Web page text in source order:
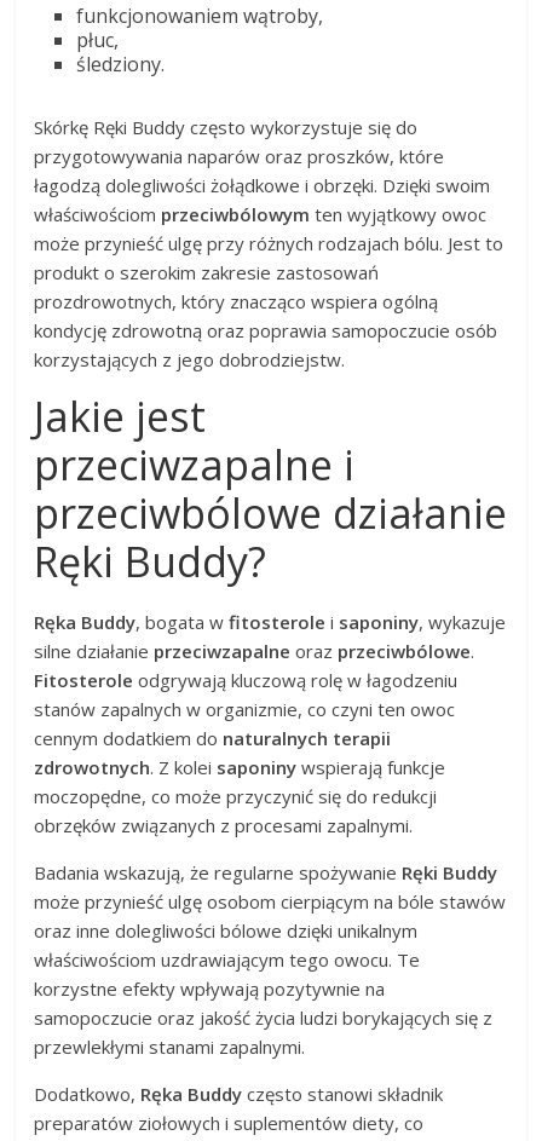
funkcjonowaniem wątroby,
płuc,
śledziony.
Skórkę Ręki Buddy często wykorzystuje się do
przygotowywania naparów oraz proszków, które
łagodzą dolegliwości żołądkowe i obrzęki. Dzięki swoim
właściwościom przeciwbólowym ten wyjątkowy owoc
może przynieść ulgę przy różnych rodzajach bólu. Jest to
produkt o szerokim zakresie zastosowań
prozdrowotnych, który znacząco wspiera ogólną
kondycję zdrowotną oraz poprawia samopoczucie osób
korzystających z jego dobrodziejstw.
Jakie jest
przeciwzapalne i
przeciwbólowe działanie
Ręki Buddy?
Ręka Buddy, bogata wfitosterole i saponiny, wykazuje
silne działanie przeciwzapalne oraz przeciwbólowe.
Fitosterole odgrywają kluczową rolę w łagodzeniu
stanów zapalnych w organizmie, co czyni ten owoc
cennym dodatkiem do naturalnych terapii
zdrowotnych. Z kolei saponiny wspierają funkcje
moczopędne, co może przyczynić się do redukcji
obrzęków związanych z procesami zapalnymi.
Badania wskazują, że regularne spożywanie Ręki Buddy
może przynieść ulgę osobom cierpiącym na bóle stawów
oraz inne dolegliwości bólowe dzięki unikalnym
właściwościom uzdrawiającym tego owocu. Te
korzystne efekty wpływają pozytywnie na
samopoczucie oraz jakość życia ludzi borykających się z
przewlekłymi stanami zapalnymi.
Dodatkowo, Ręka Buddy często stanowi składnik
preparatów ziołowych i suplementów diety, co